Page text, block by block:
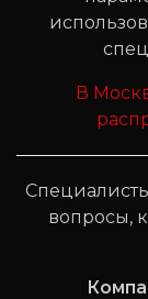
В
вопросы,